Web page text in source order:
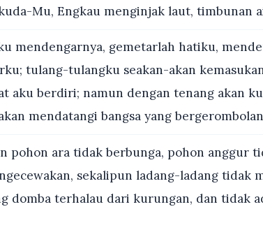
Mu, Engkau menginjak laut, timbunan
mendengarnya, gemetarlah hatiku,
tulang-tulangku seakan-akan
aku berdiri; namun dengan tenang akan
mendatangi bangsa yang
pohon ara tidak berbunga, pohon anggur
sekalipun ladang-ladang tidak
domba terhalau dari kurungan, dan tidak